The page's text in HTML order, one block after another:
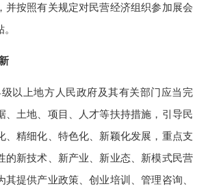
并按照有关规定对民营经济组织参加展会
以上地方人民政府及其有关部门应当完
、土地、项目、人才等扶持措施，引导民
、精细化、特色化、新颖化发展，重点支
的新技术、新产业、新业态、新模式民营
其提供产业政策、创业培训、管理咨询、